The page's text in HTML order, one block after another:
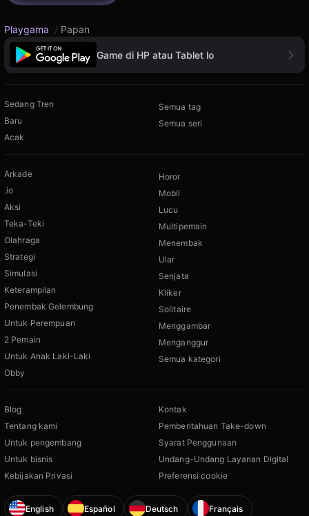
Playgama / Papan
Game di HP atau Tablet lo
Sedang Tren
Baru
Acak
Semua tag
Semua seri
Arkade
.io
Aksi
Teka-Teki
Olahraga
Strategi
Simulasi
Keterampilan
Penembak Gelembung
Untuk Perempuan
2 Pemain
Untuk Anak Laki-Laki
Obby
Horor
Mobil
Lucu
Multipemain
Menembak
Ular
Senjata
Kliker
Solitaire
Menggambar
Menganggur
Semua kategori
Blog
Tentang kami
Untuk pengembang
Untuk bisnis
Kebijakan Privasi
Kontak
Pemberitahuan Take-down
Syarat Penggunaan
Undang-Undang Layanan Digital
Preferensi cookie
English Español Deutsch Français